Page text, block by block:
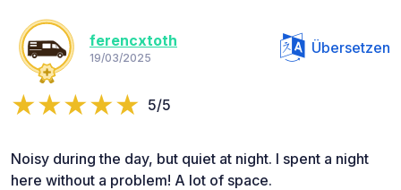
ferencxtoth
19/03/2025
Übersetzen
5/5
Noisy during the day, but quiet at night. I spent a night
here without a problem! A lot of space.